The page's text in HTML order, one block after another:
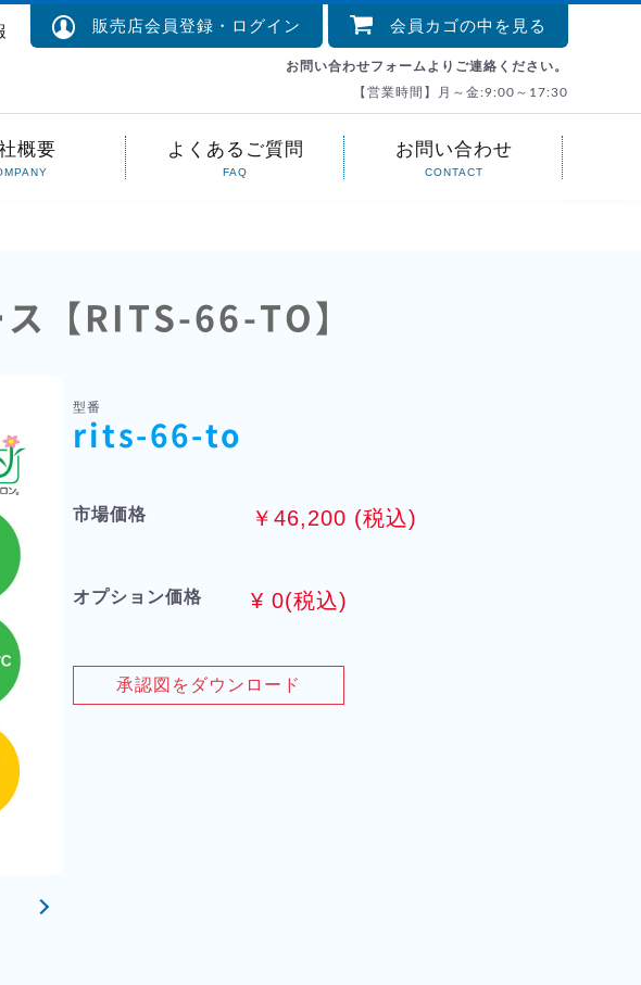
販売店会員登録・ログイン 会員カゴの中を見る
お問い合わせフォームよりご連絡ください。
【営業時間】月～金:9:00～17:30
概要 よくあるご質問
FAQ
お問い合わせ
CONTACT
【RITS-66-TO】
型番
rits-66-to
市場価格 ￥46,200 (税込)
オプション価格 ¥0(税込)
承認図をダウンロード